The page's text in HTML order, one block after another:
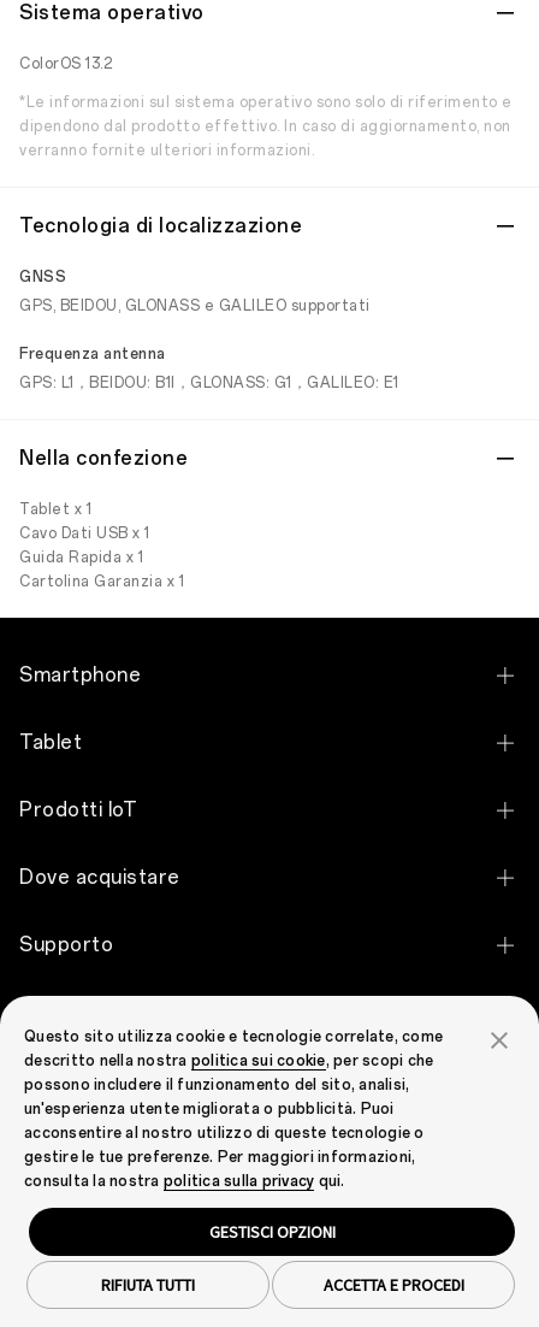
Sistema operativo
ColorOS 13.2
*Le informazioni sul sistema operativo sono solo di riferimento e
dipendono dal prodotto effettivo. In caso di aggiornamento, non
verranno fornite ulteriori informazioni.
Tecnologia di localizzazione
GNSS
GPS, BEIDOU, GLONASS e GALILEO supportati
Frequenza antenna
GPS: L1，BEIDOU: B1I，GLONASS: G1，GALILEO: E1
Nella confezione
Tablet x 1
Cavo Dati USB x 1
Guida Rapida x 1
Cartolina Garanzia x 1
Smartphone
OPPO Find X9 Ultra
OPPO Reno16 Pro 5G
OPPO A6 Pro 5G
OPPO A6 5G
OPPO A6x
OPPO A6k
Tutti gli smartphone
Tablet
OPPO Pad 5
OPPO Pad 3 Pro
OPPO Pad 2
Prodotti IoT
OPPO Watch X3
OPPO Watch X2 Mini
OPPO Watch X
OPPO Enco Air5
OPPO Enco Air5s
OPPO Enco Clip2 Open Earbuds
OPPO Enco Air5 Pro
OPPO Enco X3s
Dove acquistare
Acquista online
Promozioni
Supporto
Contattaci
Screen Protection
Centro di supporto
Security Response Center
OPPO Informazioni di garanzia
Programma riciclo rifiuti elettronici
La nostra storia
Tecnologia
OPPO Apex Guard
Notizie
Contattaci
Privacy
Termini e condizioni
Note legali
Copyright © 2004-2026 OPPO. All rights reserved.
Questo sito utilizza cookie e tecnologie correlate, come
descritto nella nostra politica sui cookie, per scopi che
possono includere il funzionamento del sito, analisi,
un'esperienza utente migliorata o pubblicità. Puoi
acconsentire al nostro utilizzo di queste tecnologie o
gestire le tue preferenze. Per maggiori informazioni,
consulta la nostra politica sulla privacy qui.
GESTISCI OPZIONI
ACCETTA E PROCEDI
RIFIUTA TUTTI